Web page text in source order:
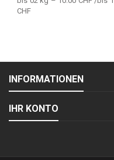
CHF
INFORMATIONEN
IHR KONTO